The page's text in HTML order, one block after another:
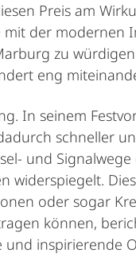
Preis am
mit der modernen
zu
eng
In seinem
schneller
und
widerspiegelt.
oder sogar
können,
und inspirierende